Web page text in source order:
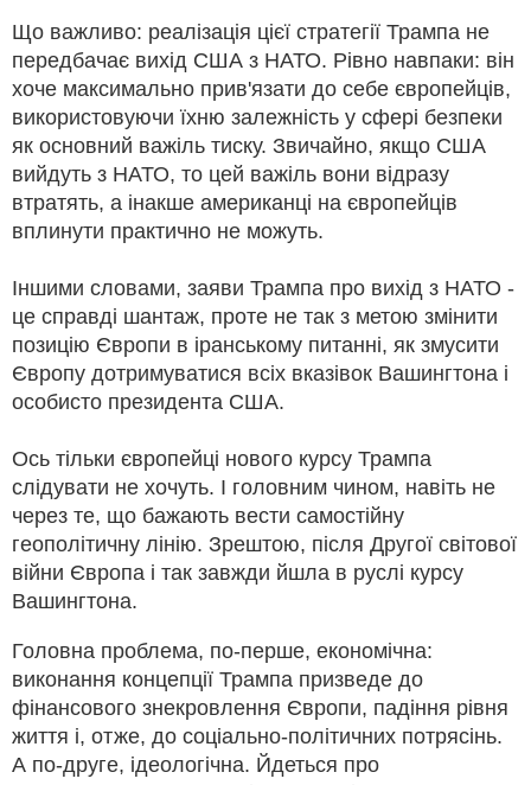
Що важливо: реалізація цієї стратегії Трампа не
передбачає вихід США з НАТО. Рівно навпаки: він
хоче максимально прив'язати до себе європейців,
використовуючи їхню залежність у сфері безпеки
як основний важіль тиску. Звичайно, якщо США
вийдуть з НАТО, то цей важіль вони відразу
втратять, а інакше американці на європейців
вплинути практично не можуть.
Іншими словами, заяви Трампа про вихід з НАТО -
це справді шантаж, проте не так з метою змінити
позицію Європи в іранському питанні, як змусити
Європу дотримуватися всіх вказівок Вашингтона і
особисто президента США.
Ось тільки європейці нового курсу Трампа
слідувати не хочуть. І головним чином, навіть не
через те, що бажають вести самостійну
геополітичну лінію. Зрештою, після Другої світової
війни Європа і так завжди йшла в руслі курсу
Вашингтона.
Головна проблема, по-перше, економічна:
виконання концепції Трампа призведе до
фінансового знекровлення Європи, падіння рівня
життя і, отже, до соціально-політичних потрясінь.
А по-друге, ідеологічна. Йдеться про